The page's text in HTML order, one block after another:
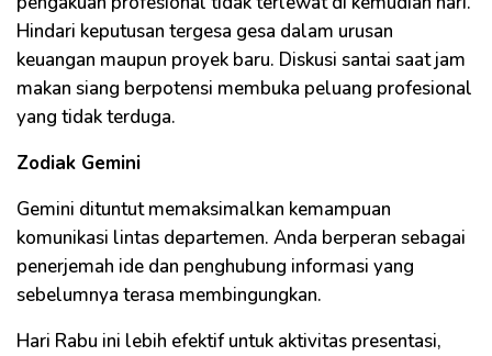
Hindari keputusan tergesa gesa dalam urusan
keuangan maupun proyek baru. Diskusi santai saat jam
makan siang berpotensi membuka peluang profesional
yang tidak terduga.
Zodiak Gemini
Gemini dituntut memaksimalkan kemampuan
komunikasi lintas departemen. Anda berperan sebagai
penerjemah ide dan penghubung informasi yang
sebelumnya terasa membingungkan.
Hari Rabu ini lebih efektif untuk aktivitas presentasi,